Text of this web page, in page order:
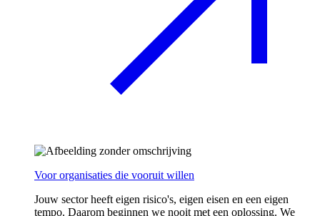
Voor organisaties die vooruit willen
Jouw sector heeft eigen risico's, eigen eisen en een eigen
tempo. Daarom beginnen we nooit met een oplossing. We